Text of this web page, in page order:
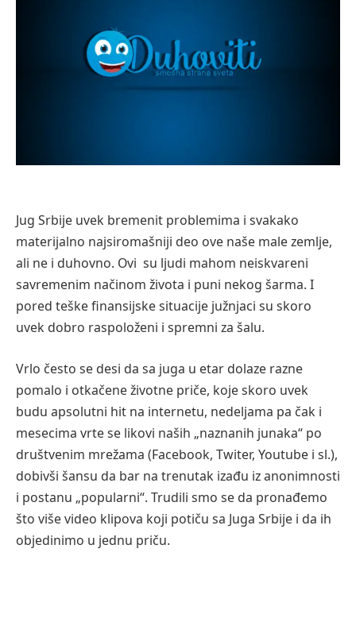
Jug Srbije uvek bremenit problemima i svakako
materijalno najsiromašniji deo ove naše male zemlje,
ali ne i duhovno. Ovi su ljudi mahom neiskvareni
savremenim načinom života i puni nekog šarma. I
pored teške finansijske situacije južnjaci su skoro
uvek dobro raspoloženi i spremni za šalu.
Vrlo često se desi da sa juga u etar dolaze razne
pomalo i otkačene životne priče, koje skoro uvek
budu apsolutni hit na internetu, nedeljama pa čak i
mesecima vrte se likovi naših „naznanih junaka“ po
društvenim mrežama (Facebook, Twiter, Youtube i sl.),
dobivši šansu da bar na trenutak izađu iz anonimnosti
i postanu „popularni“. Trudili smo se da pronađemo
što više video klipova koji potiču sa Juga Srbije i da ih
objedinimo u jednu priču.